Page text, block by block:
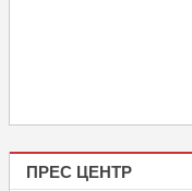
ПРЕС ЦЕНТР